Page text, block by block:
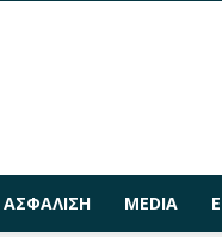
ΑΣΦΆΛΙΣΗ MEDIA